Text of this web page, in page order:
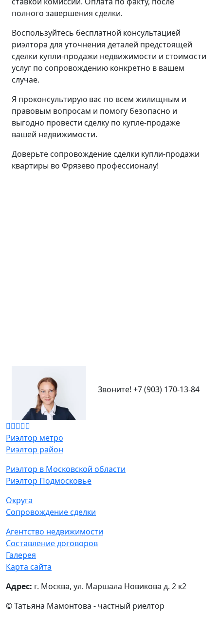
полного завершения сделки.
Воспользуйтесь бесплатной консультацией
риэлтора для уточнения деталей предстоящей
сделки купли-продажи недвижимости и стоимости
услуг по сопровождению конкретно в вашем
случае.
Я проконсультирую вас по всем жилищным и
правовым вопросам и помогу безопасно и
выгодно провести сделку по купле-продаже
вашей недвижимости.
Доверьте сопровождение сделки купли-продажи
квартиры во Фрязево профессионалу!
Звоните! +7 (903) 170-13-84
Риэлтор метро
Риэлтор район
Риэлтор в Московской области
Риэлтор Подмосковье
Округа
Сопровождение сделки
Агентство недвижимости
Составление договоров
Галерея
Карта сайта
Адрес: г. Москва, ул. Маршала Новикова д. 2 к2
© Татьяна Мамонтова - частный риелтор